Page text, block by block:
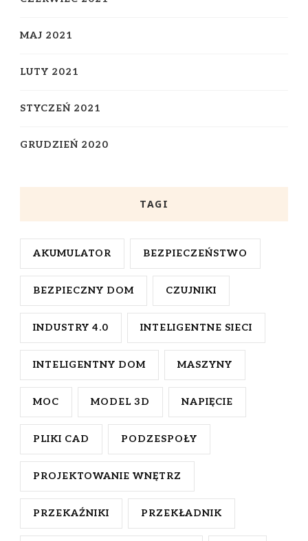
MAJ 2021
LUTY 2021
STYCZEŃ 2021
GRUDZIEŃ 2020
TAGI
AKUMULATOR BEZPIECZEŃSTWO
BEZPIECZNY DOM CZUJNIKI
INDUSTRY 4.0 INTELIGENTNE SIECI
INTELIGENTNY DOM MASZYNY
MOC MODEL 3D NAPIĘCIE
PLIKI CAD PODZESPOŁY
PROJEKTOWANIE WNĘTRZ
PRZEKAŹNIKI PRZEKŁADNIK